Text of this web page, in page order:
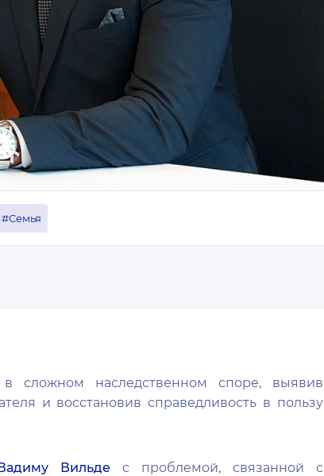
#Семья
в сложном наследственном споре, выявив
и восстановив справедливость в пользу
Вильдес проблемой, связанной с